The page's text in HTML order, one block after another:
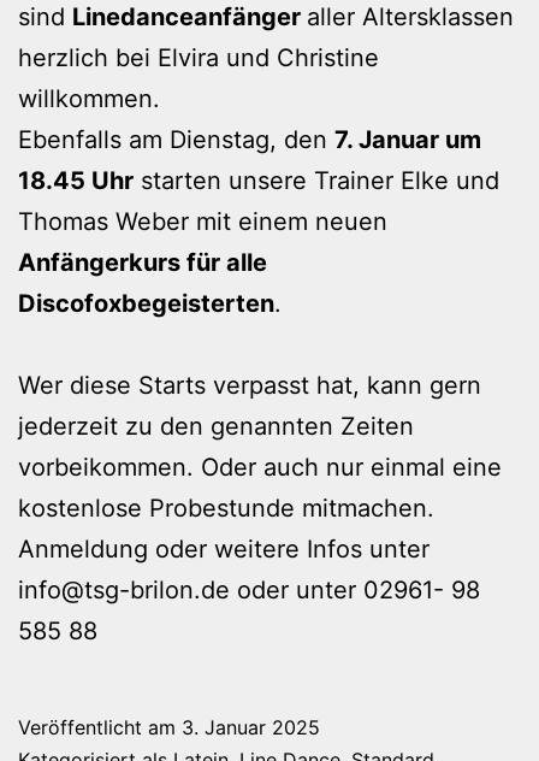
sind Linedanceanfänger aller Altersklassen
herzlich bei Elvira und Christine
willkommen.
Ebenfalls am Dienstag, den 7. Januar um
18.45 Uhr starten unsere Trainer Elke und
Thomas Weber mit einem neuen
Anfängerkurs für alle
Discofoxbegeisterten.
Wer diese Starts verpasst hat, kann gern
jederzeit zu den genannten Zeiten
vorbeikommen. Oder auch nur einmal eine
kostenlose Probestunde mitmachen.
Anmeldung oder weitere Infos unter
info@tsg-brilon.de oder unter 02961- 98
585 88
Veröffentlicht am 3. Januar 2025